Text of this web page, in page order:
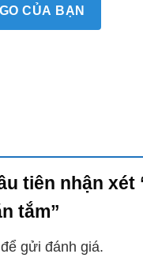
CỦA BẠN
tiên nhận
tắm”
gửi đánh giá.